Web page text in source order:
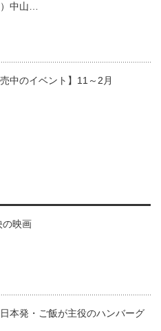
中山…
売中のイベント】11～2月
の映画
日本発・ご飯が主役のハンバーグ